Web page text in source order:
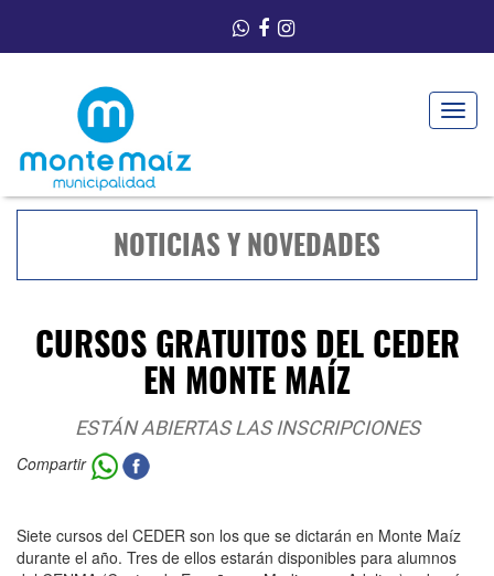
Toggle
NOTICIAS Y NOVEDADES
CURSOS GRATUITOS DEL CEDER
EN MONTE MAÍZ
ESTÁN ABIERTAS LAS INSCRIPCIONES
Compartir
Siete cursos del CEDER son los que se dictarán en Monte Maíz
durante el año. Tres de ellos estarán disponibles para alumnos